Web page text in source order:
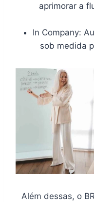
aprimorar a
In Company:
sob medida
Além dessas, o